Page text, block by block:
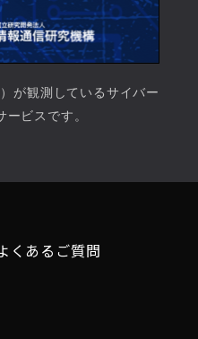
が観測しているサイバー
ビスです。
くあるご質問